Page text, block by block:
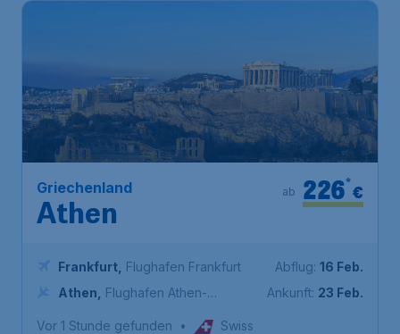
Griechenland
Athen
€
226*
ab
Frankfurt Flughafen Frankfurt
Athen
Flughafen Athen-
Abflug: 16 Feb.
Ankunft: 23 Feb.
Vor 1 Stunde gefunden • Swiss